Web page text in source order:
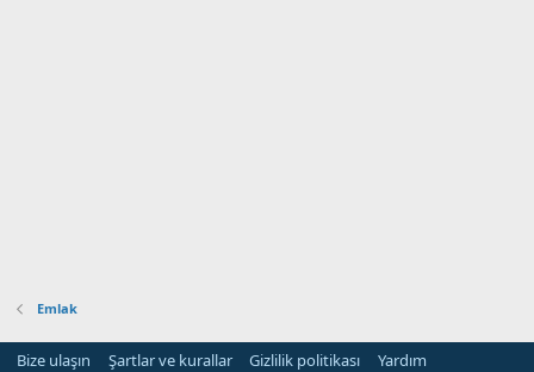
Emlak
Bize ulaşın Şartlar ve kurallar Gizlilik politikası
Yardım